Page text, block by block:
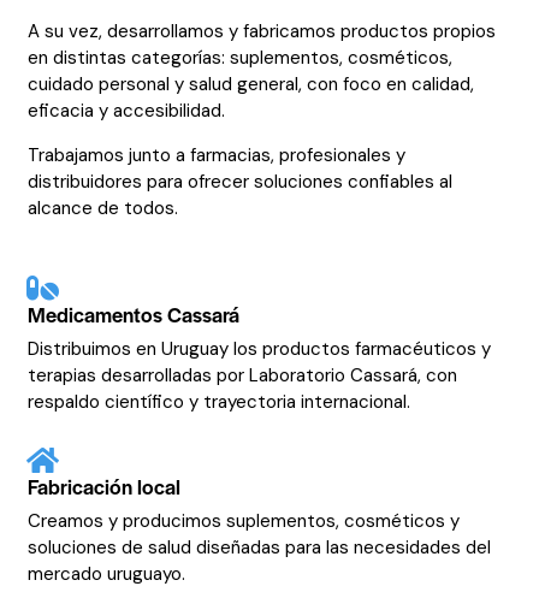
A su vez, desarrollamos y fabricamos productos propios
en distintas categorías: suplementos, cosméticos,
cuidado personal y salud general, con foco en calidad,
eficacia y accesibilidad.
Trabajamos junto a farmacias, profesionales y
distribuidores para ofrecer soluciones confiables al
alcance de todos.
Medicamentos Cassará
Distribuimos en Uruguay los productos farmacéuticos y
terapias desarrolladas por Laboratorio Cassará, con
respaldo científico y trayectoria internacional.
Fabricación local
Creamos y producimos suplementos, cosméticos y
soluciones de salud diseñadas para las necesidades del
mercado uruguayo.